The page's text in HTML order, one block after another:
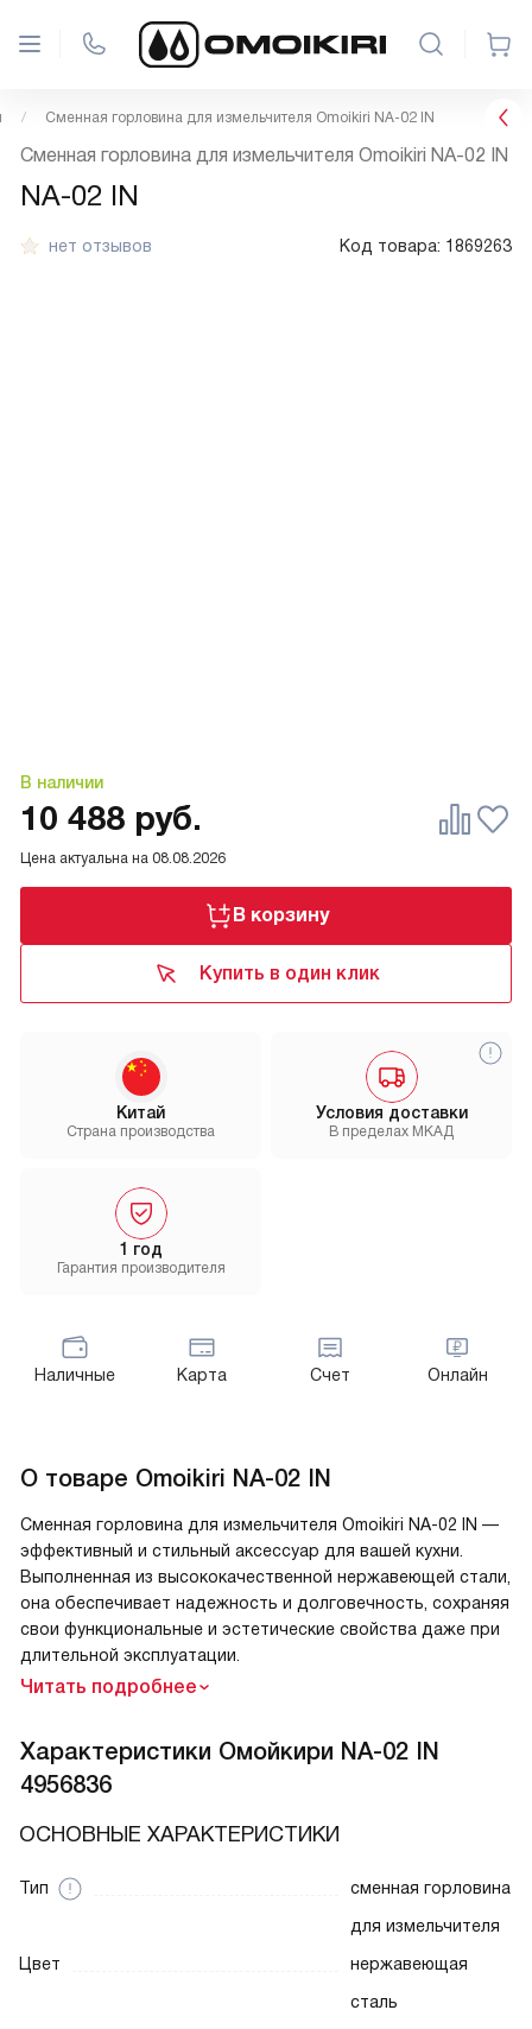
Сменная горловина для измельчителя Omoikiri NA-02 IN
нет отзывов Код товара: 1869263
В наличии
Сменная горловина для измельчителя Omoikiri NA-02 IN
NA-02 IN
Цена актуальна на 08.08.2026
10 488 руб.
В корзину
Купить в один клик
Условия доставки
В пределах МКАД
1 год
Гарантия производителя
Китай
Страна производства
Наличные Карта Счет Онлайн
О товаре Omoikiri NA-02 IN
Сменная горловина для измельчителя Omoikiri NA-02 IN —
эффективный и стильный аксессуар для вашей кухни.
Выполненная из высококачественной нержавеющей стали,
она обеспечивает надежность и долговечность, сохраняя
свои функциональные и эстетические свойства даже при
длительной эксплуатации.
Читать подробнее
Характеристики Омойкири NA-02 IN
4956836
ОСНОВНЫЕ ХАРАКТЕРИСТИКИ
Тип
сменная горловина
для измельчителя
Цвет
нержавеющая
сталь